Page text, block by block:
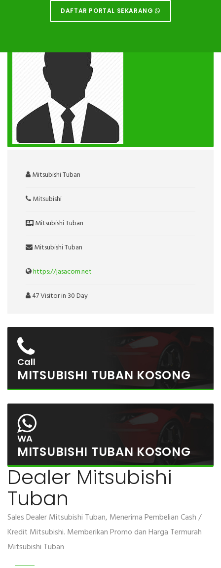
DAFTAR PORTAL SEKARANG
DEALER MITSUBISHI TUBAN
Mitsubishi Tuban
Mitsubishi
Mitsubishi Tuban
Mitsubishi Tuban
https://jasacom.net
47 Visitor in 30 Day
Call
MITSUBISHI TUBAN KOSONG
WA
MITSUBISHI TUBAN KOSONG
Dealer Mitsubishi
Tuban
Sales Dealer Mitsubishi Tuban, Menerima Pembelian Cash /
Kredit Mitsubishi. Memberikan Promo dan Harga Termurah
Mitsubishi Tuban